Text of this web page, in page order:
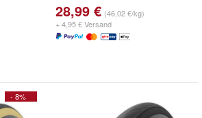
28,99 € (46,02 €/kg)
+ 4,95 € Versand
- 8%